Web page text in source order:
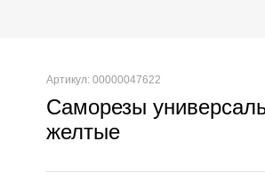
Артикул: 00000047622
Саморезы
желтые